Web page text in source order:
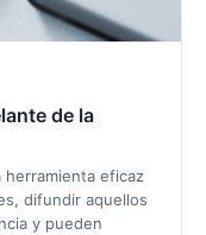
de la
eficaz
difundir aquellos
y pueden